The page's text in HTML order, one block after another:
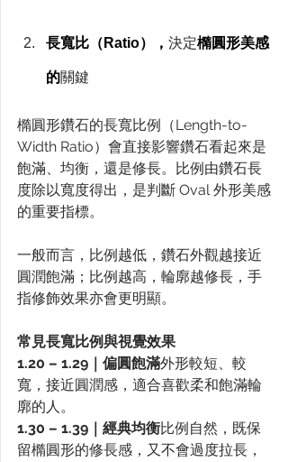
長寬比（Ratio）， 決定橢圓形美感
的關鍵
橢圓形鑽石的長寬比例（Length-to-
Width Ratio）會直接影響鑽石看起來是
飽滿、均衡，還是修長。比例由鑽石長
度除以寬度得出，是判斷 Oval 外形美感
的重要指標。
一般而言，比例越低，鑽石外觀越接近
圓潤飽滿；比例越高，輪廓越修長，手
指修飾效果亦會更明顯。
常見長寬比例與視覺效果
1.20 – 1.29｜偏圓飽滿外形較短、較
寬，接近圓潤感，適合喜歡柔和飽滿輪
廓的人。
1.30 – 1.39｜經典均衡比例自然，既保
留橢圓形的修長感，又不會過度拉長，